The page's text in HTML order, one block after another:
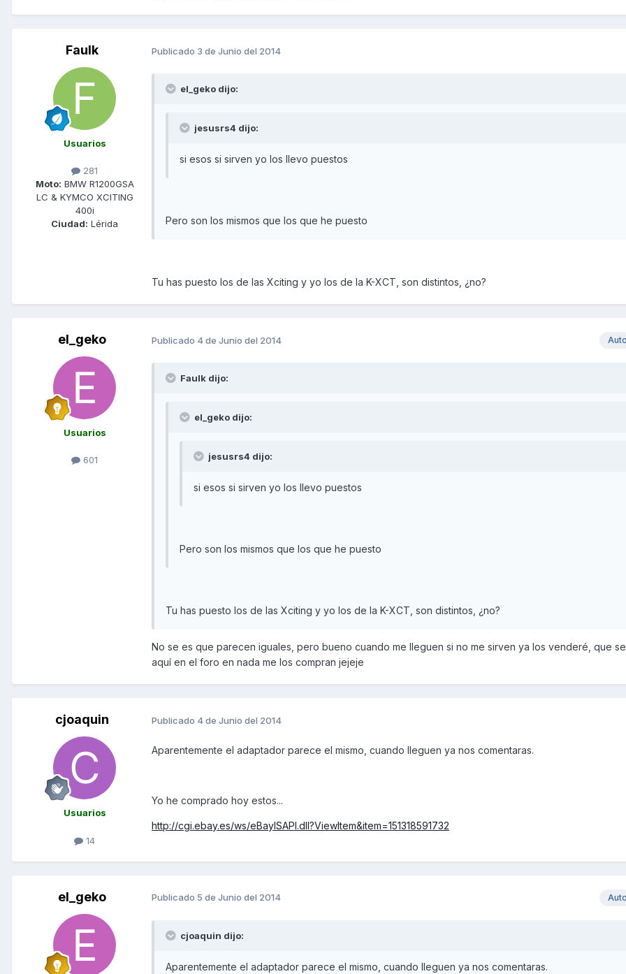
Faulk
Usuarios
281
Moto: BMW R1200GSA
LC & KYMCO XCITING
400i
Ciudad: Lérida
Publicado 3 de Junio del 2014
el_geko dijo:
jesusrs4 dijo:
si esos si sirven yo los llevo puestos
Pero son los mismos que los que he puesto
Tu has puesto los de las Xciting y yo los de la K-XCT, son distintos, ¿no?
el_geko
Usuarios
601
Publicado 4 de Junio del 2014
Faulk dijo:
el_geko dijo:
jesusrs4 dijo:
si esos si sirven yo los llevo puestos
Pero son los mismos que los que he puesto
Tu has puesto los de las Xciting y yo los de la K-XCT, son distintos, ¿no?
No se es que parecen iguales, pero bueno cuando me lleguen si no me sirven ya los venderé, que
aquí en el foro en nada me los compran jejeje
cjoaquin
Usuarios
14
Publicado 4 de Junio del 2014
Aparentemente el adaptador parece el mismo, cuando lleguen ya nos comentaras.
Yo he comprado hoy estos...
http://cgi.ebay.es/ws/eBayISAPI.dll?ViewItem&item=151318591732
el_geko Publicado 5 de Junio del 2014
cjoaquin dijo:
Aparentemente el adaptador parece el mismo, cuando lleguen ya nos comentaras.